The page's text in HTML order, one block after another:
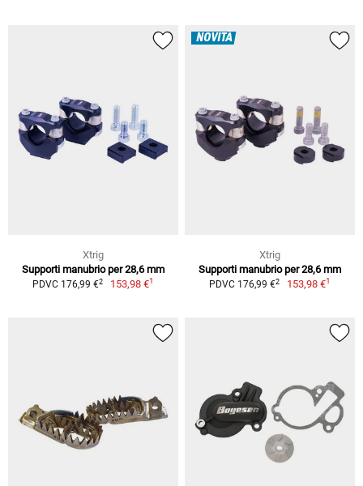
Xtrig
Supporti manubrio per 28,6 mm
PDVC 176,99 €2 153,98 €1
NOVITÀ
Xtrig
Supporti manubrio per 28,6 mm
PDVC 176,99 €2 153,98 €1